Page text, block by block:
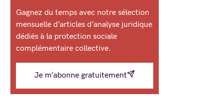
Gagnez du temps avec notre sélection
mensuelle d’articles d’analyse juridique
dédiés à la protection sociale
complémentaire collective.
Je m’abonne gratuitement